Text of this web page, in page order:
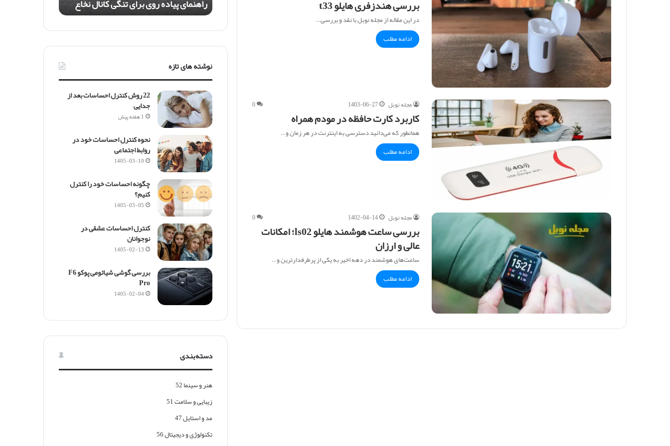
بررسی هندزفری هایلو t33
در این مقاله از مجله نوبل با نقد و بررسی…
ادامه مطلب
مجله نوبل 1403-06-27
0
کاربرد کارت حافظه در مودم همراه
همانطور که می‌دانید دسترسی به اینترنت در هر زمان و…
ادامه مطلب
مجله نوبل 1402-04-14
0
بررسی ساعت هوشمند هایلو ls02؛ امکانات
عالی و ارزان
ساعت‌های هوشمند در دهه اخیر به یکی از پرطرفدارترین و…
ادامه مطلب
د
و
ب
ر
ی
ت
ن
گ
ی
ک
ا
ن
ل
ن
خ
ا
ع
راهنمای پیاده روی برای تنگی کانال نخاع
نوشته های تازه
22 روش کنترل احساسات بعد از
جدایی
1 هفته پیش
نحوه کنترل احساسات خود در
روابط اجتماعی
1405-03-10
چگونه احساسات خود را کنترل
کنیم؟
1405-03-05
کنترل احساسات عشقی در
نوجوانان
1405-02-13
بررسی گوشی شیائومی پوکو F6
Pro
1405-02-04
دسته‌بندی
هنر و سینما52
زیبایی و سلامت51
مد و استایل47
تکنولوژی و دیجیتال56